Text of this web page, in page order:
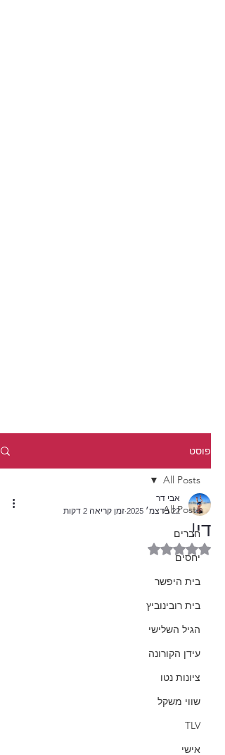
פוסט
All Posts
חברים
יחסים
בית היפשר
בית רובינוביץ
הגיל השלישי
עידן הקורונה
ציונות נטו
שווי משקל
TLV
אישי
All Posts
די!
אבי דר
22 בדצמ׳ 2025
זמן קריאה 2 דקות
דירוג של NaN מתוך 5 כוכבים